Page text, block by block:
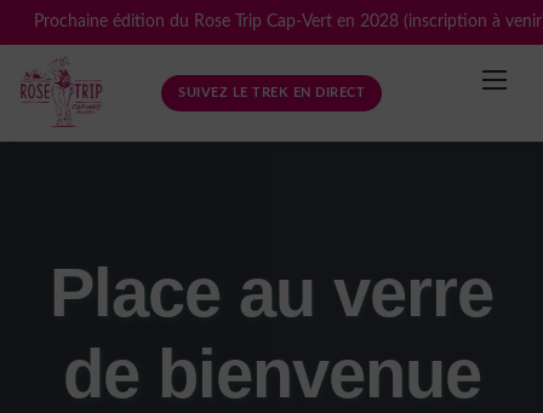
Prochaine édition du Rose Trip Cap-Vert en 2028 (inscription à
content
SUIVEZ LE TREK EN DIRECT
Place au verre
de bienvenue